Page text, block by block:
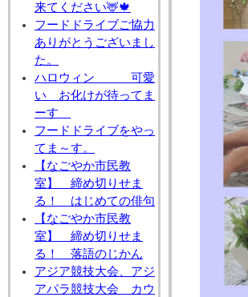
来てください🦌🍁
フードドライブご協力
ありがとうございまし
た。
ハロウィン 可愛
い お化けが待ってま
ーす
フードドライブをやっ
てま～す。
【なごやか市民教
室】 締め切りせま
る！ はじめての俳句
【なごやか市民教
室】 締め切りせま
る！ 落語のじかん
アジア競技大会、アジ
アパラ競技大会 カウ